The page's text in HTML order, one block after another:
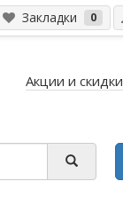
Закладки 0
Акции и скидки